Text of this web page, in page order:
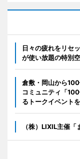
日々の疲れをリセ
が使い放題の特別
倉敷・岡山から
コミュニティ「
るトークイベント
（株）LIXIL主催